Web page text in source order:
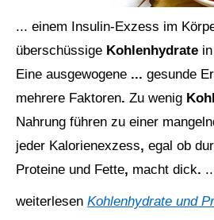
... einem Insulin-Exzess im
überschüssige Kohlenhydrate in
Eine ausgewogene ... gesunde
mehrere Faktoren. Zu wenig
Nahrung führen zu einer
jeder Kalorienexzess, egal ob
Proteine und Fette, macht dick.
weiterlesen Kohlenhydrate und